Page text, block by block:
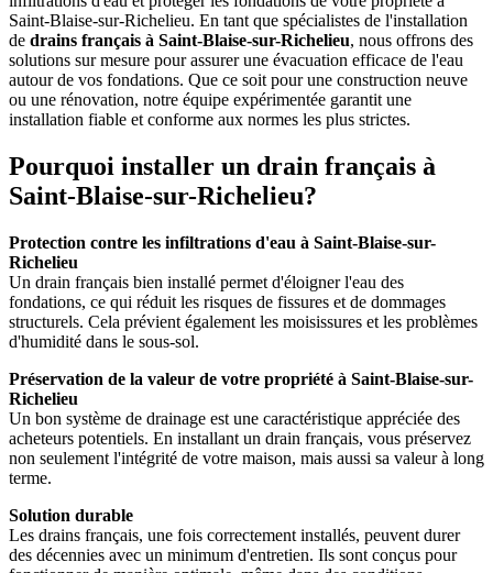
Saint-Blaise-sur-Richelieu. En tant que spécialistes de l'installation
de drains français à Saint-Blaise-sur-Richelieu, nous offrons des
solutions sur mesure pour assurer une évacuation efficace de l'eau
autour de vos fondations. Que ce soit pour une construction neuve
ou une rénovation, notre équipe expérimentée garantit une
installation fiable et conforme aux normes les plus strictes.
Pourquoi installer un drain français à
Saint-Blaise-sur-Richelieu?
Protection contre les infiltrations d'eau à Saint-Blaise-sur-
Richelieu
Un drain français bien installé permet d'éloigner l'eau des
fondations, ce qui réduit les risques de fissures et de dommages
structurels. Cela prévient également les moisissures et les problèmes
d'humidité dans le sous-sol.
Préservation de la valeur de votre propriété à Saint-Blaise-sur-
Richelieu
Un bon système de drainage est une caractéristique appréciée des
acheteurs potentiels. En installant un drain français, vous préservez
non seulement l'intégrité de votre maison, mais aussi sa valeur à long
terme.
Solution durable
Les drains français, une fois correctement installés, peuvent durer
des décennies avec un minimum d'entretien. Ils sont conçus pour